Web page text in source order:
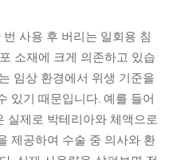
사용 후 버리는 일회용 침
소재에 크게 의존하고 있습
임상 환경에서 위생 기준을
있기 때문입니다. 예를 들어
실제로 박테리아와 체액으로
제공하여 수술 중 의사와 환